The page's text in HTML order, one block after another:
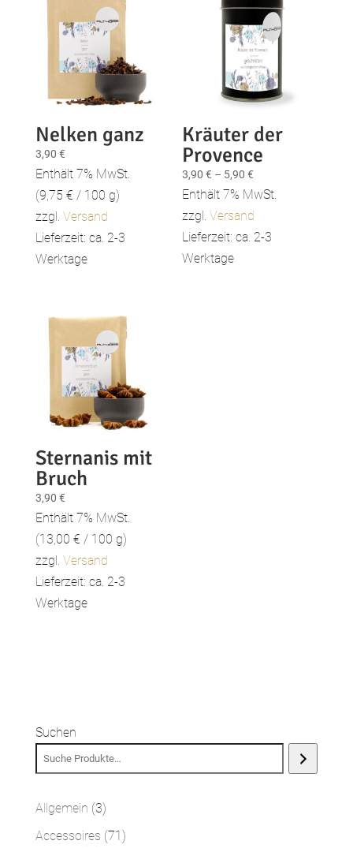
Nelken ganz
3,90 €
Enthält 7% MwSt.
(9,75 € / 100 g)
zzgl. Versand
Lieferzeit: ca. 2-3
Werktage
Kräuter der
Provence
3,90€ – 5,90€
3,90 €
bis
Enthält 7% MwSt.
zzgl.Versand
Lieferzeit: ca. 2-3
Werktage
Sternanis mit
Bruch
3,90 €
Enthält 7% MwSt.
(13,00 € / 100 g)
zzgl. Versand
Lieferzeit: ca. 2-3
Werktage
Suchen
Allgemein 33
Produkte
Accessoires 71 71